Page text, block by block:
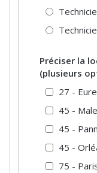
Préciser la
(plusieurs
27 - Eure
45 -
45 -
45 -
75 -